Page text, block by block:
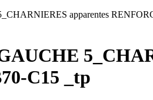
apparentes
C15 _tp